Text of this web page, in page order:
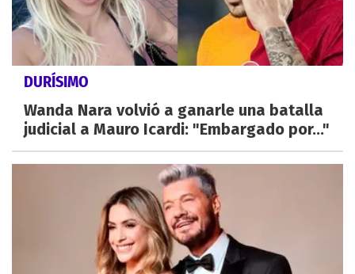
DURÍSIMO
Wanda Nara volvió a ganarle una batalla
judicial a Mauro Icardi: "Embargado por..."